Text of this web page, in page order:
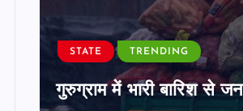
STATE TRENDING
गुरुग्राम में भारी बारिश से